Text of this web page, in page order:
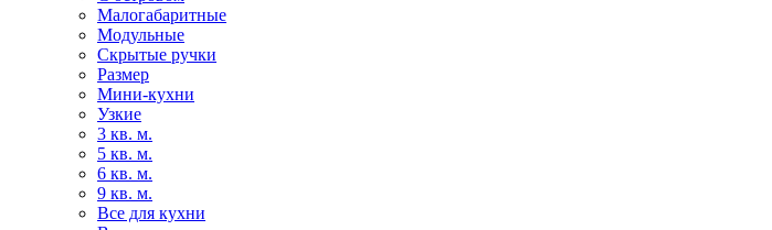
Малогабаритные
Модульные
Скрытые ручки
Размер
Мини-кухни
Узкие
3 кв. м.
5 кв. м.
6 кв. м.
9 кв. м.
Все для кухни